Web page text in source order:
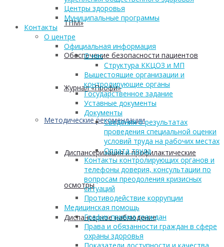
ТПМ»
Обеспечение безопасности пациентов
Журнал «Профи»
Методические рекомендации
Диспансеризация и профилактические
осмотры
Диспансерное наблюдение
Центры здоровья
Муниципальные программы
Контакты
О центре
Официальная информация
О нас
Структура ККЦОЗ и МП
Вышестоящие организации и
контролирующие органы
Государственное задание
Уставные документы
Документы
Сведения о результатах
проведения специальной оценки
условий труда на рабочих местах
Оплата труда
Контакты контролирующих органов и
телефоны доверия, консультации по
вопросам преодоления кризисных
ситуаций
Противодействие коррупции
Медицинская помощь
График приема граждан
Права и обязанности граждан в сфере
охраны здоровья